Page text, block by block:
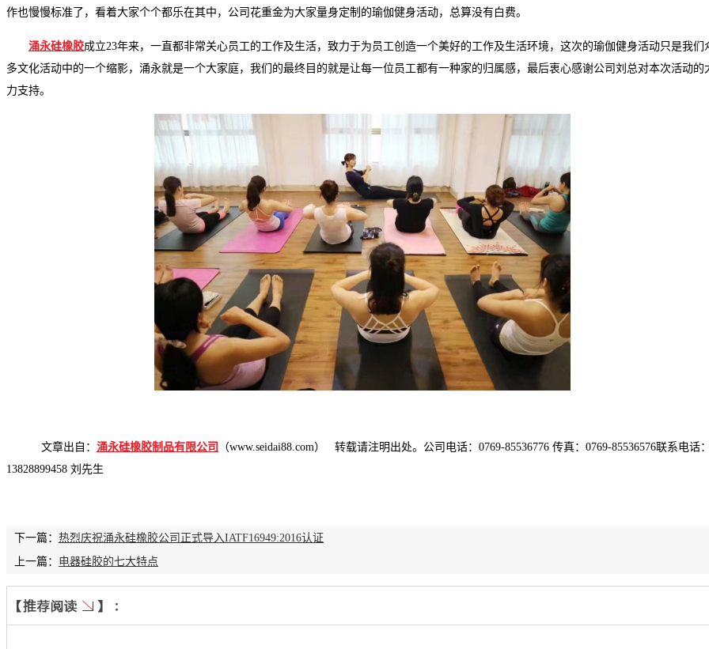
作也慢慢标准了，看着大家个个都乐在其中，公司花重金为大家量身定制的瑜伽健身活动，总算没有白费。
涌永硅橡胶成立23年来，一直都非常关心员工的工作及生活，致力于为员工创造一个美好的工作及生活环境，这次的瑜伽健身活动只是我们
多文化活动中的一个缩影，涌永就是一个大家庭，我们的最终目的就是让每一位员工都有一种家的归属感，最后衷心感谢公司刘总对本次活动的
力支持。
文章出自： 涌永硅橡胶制品有限公司
（www.seidai88.com） 转载请注明出处。公司电话：0769-85536776 传真：0769-85536576联系电话
13828899458 刘先生
下一篇： 热烈庆祝涌永硅橡胶公司正式导入IATF16949:2016认证
上一篇： 电器硅胶的七大特点